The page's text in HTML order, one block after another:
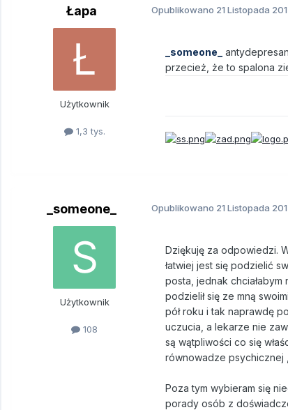
Łapa
Użytkownik
1,3 tys.
Opublikowano 21 Listopada
_someone_
przecież, że to spalona
_someone_
Użytkownik
108
Opublikowano 21 Listopada
Dziękuję za odpowiedzi.
łatwiej jest się podzielić
posta, jednak
podzielił się ze mną
pół roku i tak naprawdę
uczucia, a lekarze nie
są wątpliwości co się
równowadze psychicznej
Poza tym wybieram się
porady osób z